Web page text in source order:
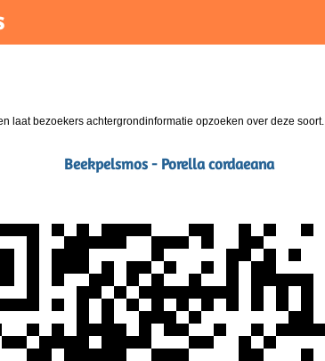
laat bezoekers achtergrondinformatie opzoeken over deze soort.
Beekpelsmos - Porella cordaeana